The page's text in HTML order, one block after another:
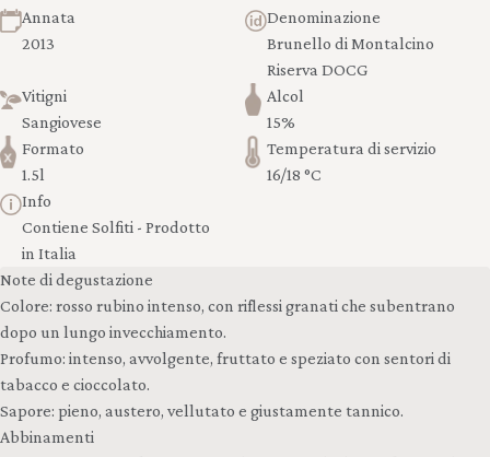
Annata
2013
Denominazione
Brunello di Montalcino
Riserva DOCG
Vitigni
Sangiovese
Alcol
15%
Formato
1.5l
Temperatura di servizio
16/18 °C
Info
Contiene Solfiti - Prodotto
in Italia
Note di degustazione
Colore: rosso rubino intenso, con riflessi granati che subentrano
dopo un lungo invecchiamento.
Profumo: intenso, avvolgente, fruttato e speziato con sentori di
tabacco e cioccolato.
Sapore: pieno, austero, vellutato e giustamente tannico.
Abbinamenti